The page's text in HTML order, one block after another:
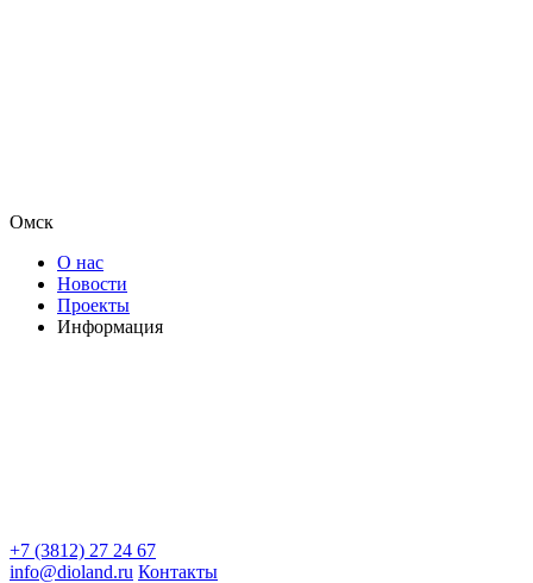
Омск
О нас
Новости
Проекты
Информация
+7 (3812) 27 24 67
info@dioland.ru Контакты